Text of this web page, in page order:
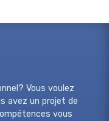
Vous voulez
avez un projet de
vous